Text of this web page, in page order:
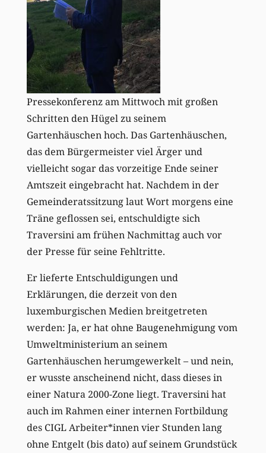
Pressekonferenz am Mittwoch mit großen
Schritten den Hügel zu seinem
Gartenhäuschen hoch. Das Gartenhäuschen,
das dem Bürgermeister viel Ärger und
vielleicht sogar das vorzeitige Ende seiner
Amtszeit eingebracht hat. Nachdem in der
Gemeinderatssitzung laut Wort morgens eine
Träne geflossen sei, entschuldigte sich
Traversini am frühen Nachmittag auch vor
der Presse für seine Fehltritte.
Er lieferte Entschuldigungen und
Erklärungen, die derzeit von den
luxemburgischen Medien breitgetreten
werden: Ja, er hat ohne Baugenehmigung vom
Umweltministerium an seinem
Gartenhäuschen herumgewerkelt – und nein,
er wusste anscheinend nicht, dass dieses in
einer Natura 2000-Zone liegt. Traversini hat
auch im Rahmen einer internen Fortbildung
des CIGL Arbeiter*innen vier Stunden lang
ohne Entgelt (bis dato) auf seinem Grundstück